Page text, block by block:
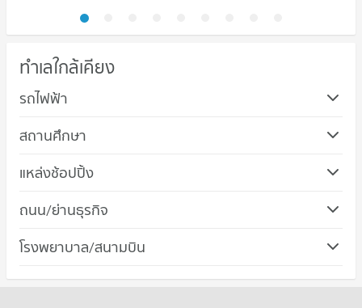
ทำเลใกล้เคียง
รถไฟฟ้า
สถานศึกษา
คอนโด ม.ศรีนครินทรวิโรฒ วิทยาเขตประสานมิตร
คอนโดให้เช่า ม.ศรีนครินทรวิโรฒ วิทยาเขตประสานมิตร
ขายคอนโด ม.ศรีนครินทรวิโรฒ วิทยาเขตประสานมิตร
แหล่งช้อปปิ้ง
คอนโด โรบินสัน สุขุมวิท
คอนโดให้เช่า โรบินสัน สุขุมวิท
ถนน/ย่านธุรกิจ
คอนโด เขตวัฒนา
คอนโดให้เช่า เขตวัฒนา
โรงพยาบาล/สนามบิน
คอนโด รพ.จักษุรัตนิน